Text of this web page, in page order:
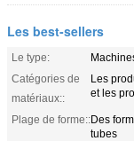
Les best-sellers
Le type:
Catégories de
matériaux::
Les
et les
Plage de forme::Des
tubes